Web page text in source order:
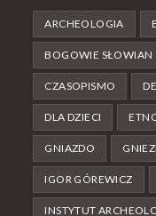
ARCHEOLOGIA
BOGOWIE SŁOWIAN
CZASOPISMO
DLA DZIECI
GNIAZDO
IGOR GÓREWICZ
INSTYTUT